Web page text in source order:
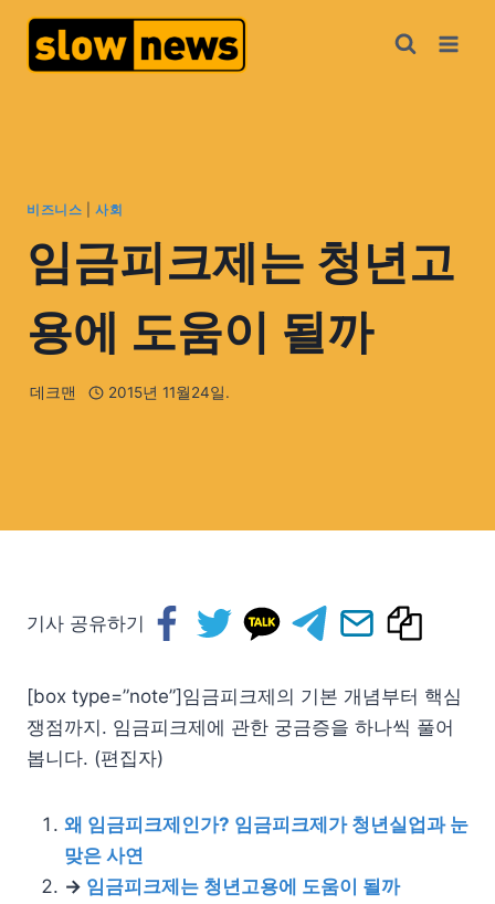
비즈니스 |사회
임금피크제는 청년고
용에 도움이 될까
데크맨 2015년 11월24일.
기사 공유하기
[box type=”note”]임금피크제의 기본 개념부터 핵심
쟁점까지. 임금피크제에 관한 궁금증을 하나씩 풀어
봅니다. (편집자)
왜 임금피크제인가? 임금피크제가 청년실업과 눈
맞은 사연
→ 임금피크제는 청년고용에 도움이 될까